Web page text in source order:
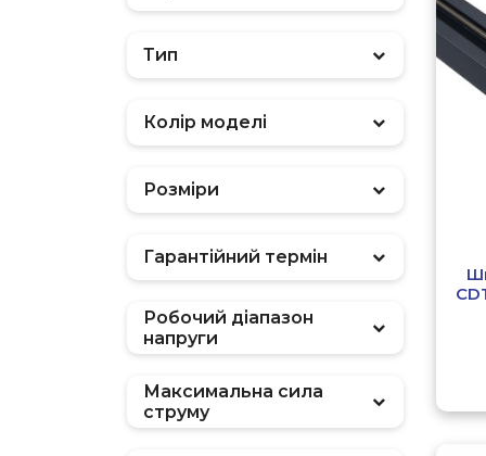
Тип
Колір моделі
Розміри
Гарантійний термін
Робочий діапазон
напруги
Максимальна сила
струму